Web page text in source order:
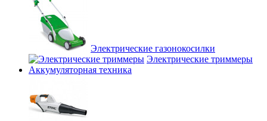
Электрические газонокосилки
Электрические триммеры
Аккумуляторная техника